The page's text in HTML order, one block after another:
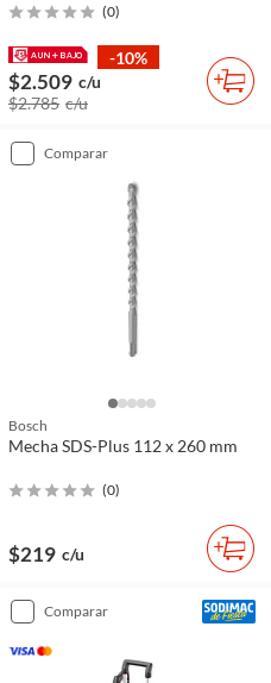
(0)
-10%
$2.509 c/u
$2.785 c/u
comparar
Bosch
Mecha SDS-Plus 112 x 260 mm
(0)
$219 c/u
comparar